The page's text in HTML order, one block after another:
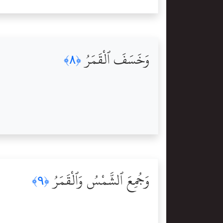
وَخَسَفَ ٱلْقَمَرُ﴿٨﴾
وَجُمِعَ ٱلشَّمْسُ وَٱلْقَمَرُ﴿٩﴾